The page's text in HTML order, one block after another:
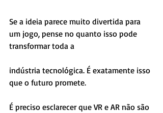
Se a ideia parece muito divertida para
um jogo, pense no quanto isso pode
transformar toda a
indústria tecnológica. É exatamente isso
que o futuro promete.
É preciso esclarecer que VR e AR não são